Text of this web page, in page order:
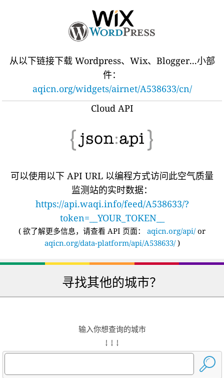
从以下链接下载 Wordpress、Wix、Blogger...小部
件：
aqicn.org/widgets/airnet/A538633/cn/
Cloud API
可以使用以下 API URL 以编程方式访问此空气质量
监测站的实时数据：
https://api.waqi.info/feed/A538633/?
token=__YOUR_TOKEN__
( 欲了解更多信息，请查看 API 页面： aqicn.org/api/or
aqicn.org/data-platform/api/A538633/)
寻找其他的城市？
输入你想查询的城市
↓ ↓ ↓